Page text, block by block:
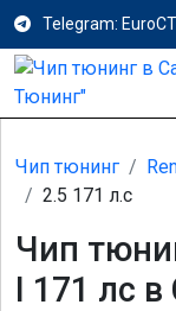
Telegram:
Чип тюнинг
2.5 171 л.с
Чип
I 171 лс в